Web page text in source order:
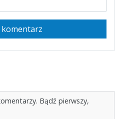
komentarz
Bądź pierwszy,